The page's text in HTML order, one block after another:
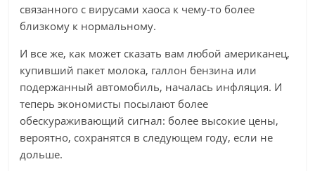
связанного с вирусами хаоса к чему-то более
близкому к нормальному.
И все же, как может сказать вам любой американец,
купивший пакет молока, галлон бензина или
подержанный автомобиль, началась инфляция. И
теперь экономисты посылают более
обескураживающий сигнал: более высокие цены,
вероятно, сохранятся в следующем году, если не
дольше.